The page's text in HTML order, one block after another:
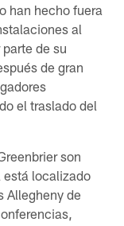
han hecho fuera
al
de su
de gran
el traslado del
son
está localizado
Allegheny de